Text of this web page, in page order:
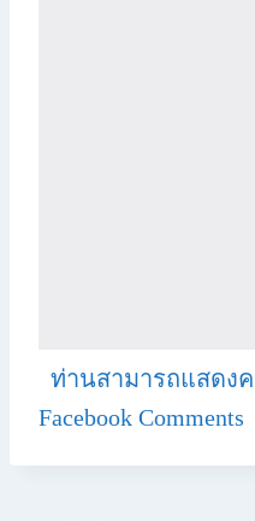
ท่านสามารถแสดง
Facebook Comments